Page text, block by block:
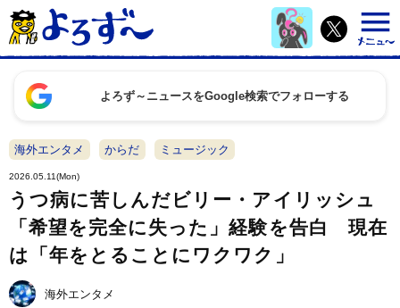
よろず～ニュースをGoogle検索でフォローする
海外エンタメ からだ ミュージック
2026.05.11(Mon)
うつ病に苦しんだビリー・アイリッシュ
「希望を完全に失った」経験を告白 現在
は「年をとることにワクワク」
海外エンタメ